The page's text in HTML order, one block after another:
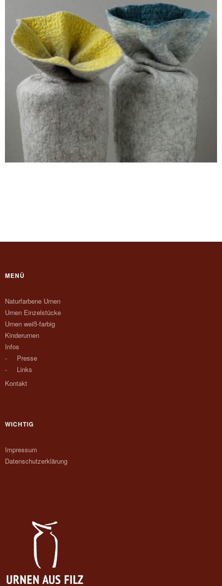
MENÜ
Naturfarbene Urnen
Urnen Einzelstücke
Urnen weiß-farbig
Kinderurnen
Infos
Presse
Links
Kontakt
WICHTIG
Impressum
Datenschutzerklärung